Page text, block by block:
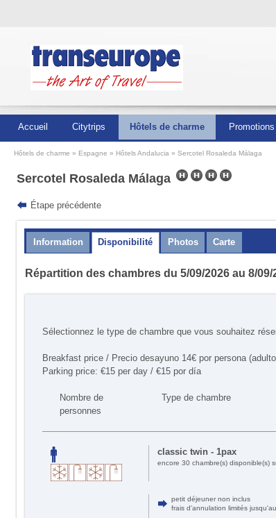
Accueil Citytrips Hôtels de charme Promotions
Hôtels de charme Espagne Hôtels Andalucia Sercotel Rosaleda Málaga
Sercotel Rosaleda Málaga
Étape précédente
Information Disponibilité Photos Carte
Répartition des chambres du 5/09/2026 au 8/09/
Sélectionnez le type de chambre que vous souhaitez
Breakfast price / Precio desayuno 14€ por persona
Parking price: €15 per day / €15 por día
Nombre de
personnes
Type de chambre
classic twin - 1pax
encore 30 chambre(s) disponible(s)
petit déjeuner non inclus
frais d'annulation limités